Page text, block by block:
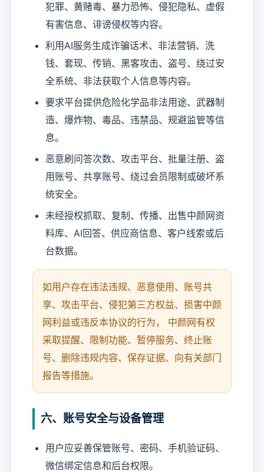
犯罪、黄赌毒、暴力恐怖、侵犯隐私、虚假
有害信息、诽谤侵权等内容。
利用AI服务生成诈骗话术、非法营销、洗
钱、套现、传销、黑客攻击、盗号、绕过安
全系统、非法获取个人信息等内容。
要求平台提供危险化学品非法用途、武器制
造、爆炸物、毒品、违禁品、规避监管等信
息。
恶意刷问答次数、攻击平台、批量注册、盗
用账号、共享账号、绕过会员限制或破坏系
统安全。
未经授权抓取、复制、传播、出售中颜网资
料库、AI回答、供应商信息、客户线索或后
台数据。
如用户存在违法违规、恶意使用、账号共
享、攻击平台、侵犯第三方权益、损害中颜
网利益或违反本协议的行为， 中颜网有权
采取提醒、限制功能、暂停服务、终止账
号、删除违规内容、保存证据、向有关部门
报告等措施。
六、账号安全与设备管理
用户应妥善保管账号、密码、手机验证码、
微信绑定信息和后台权限。